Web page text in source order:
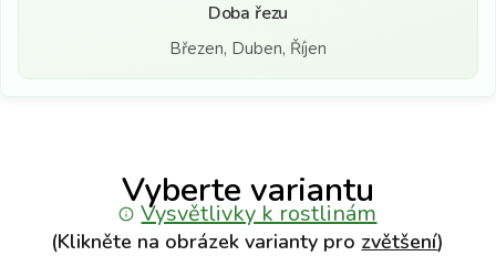
Doba řezu
Březen, Duben, Říjen
Vyberte variantu
Vysvětlivky k rostlinám
(Klikněte na obrázek varianty pro zvětšení)